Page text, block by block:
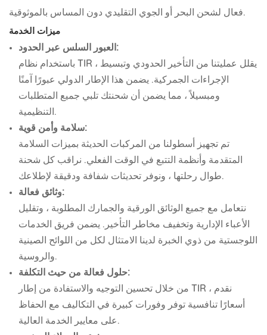
فعال لشحن البحر أو الجوي التقليدي دون المساس بالموثوقية.
ميزات الخدمة
العبور السلس عبر الحدود:
باستخدام نظام TIR ، يقلل عمليتنا من التأخير الحدودي وتبسيط
الإجراءات الجمركية. يضمن هذا الإطار الدولي عبورًا آمنًا
ومبسيلاً ، مما يضمن أن شحنتك تلبي جميع المتطلبات
التنظيمية.
سلامة وأمن قوية:
تم تجهيز أسطولنا من المركبات الحديثة بميزات السلامة
المتقدمة وأنظمة التتبع في الوقت الفعلي. نراقب كل شحنة
طوال رحلتها ، ونوفر تحديثات شفافة ودقيقة لإطلاعك.
وثائق فعالة:
نتعامل مع جميع الوثائق الورقية والجمارك المطلوبة ، وتقليل
الأعباء الإدارية وتخفيف مخاطر التأخير. يضمن فريق الخدمات
اللوجستية من ذوي الخبرة لدينا الامتثال لكل من اللوائح الصينية
والروسية.
حلول فعالة من حيث التكلفة:
من خلال تحسين التوجيه والاستفادة من إطار TIR ، نقدم
أسعارًا تنافسية توفر وفورات كبيرة في التكاليف مع الحفاظ
على معايير الخدمة العالية.